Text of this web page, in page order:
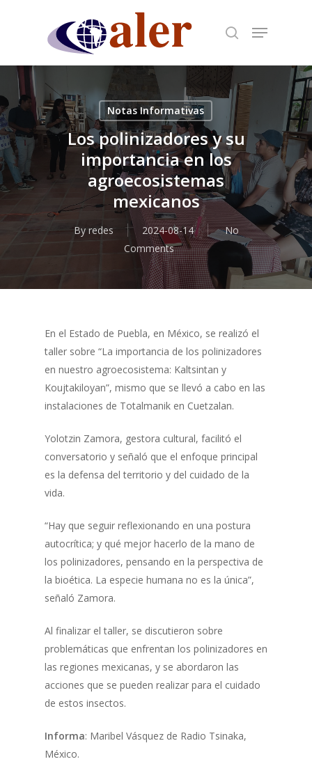
content
Notas Informativas
Los polinizadores y su
importancia en los
agroecosistemas
mexicanos
By redes 2024-08-14
No
Comments
En el Estado de Puebla, en México, se realizó el
taller sobre “La importancia de los polinizadores
en nuestro agroecosistema: Kaltsintan y
Koujtakiloyan”, mismo que se llevó a cabo en las
instalaciones de Totalmanik en Cuetzalan.
Yolotzin Zamora, gestora cultural, facilitó el
conversatorio y señaló que el enfoque principal
es la defensa del territorio y del cuidado de la
vida.
“Hay que seguir reflexionando en una postura
autocrítica; y qué mejor hacerlo de la mano de
los polinizadores, pensando en la perspectiva de
la bioética. La especie humana no es la única”,
señaló Zamora.
Al finalizar el taller, se discutieron sobre
problemáticas que enfrentan los polinizadores en
las regiones mexicanas, y se abordaron las
acciones que se pueden realizar para el cuidado
de estos insectos.
Informa: Maribel Vásquez de Radio Tsinaka,
México.